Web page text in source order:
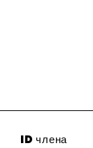
ID члена